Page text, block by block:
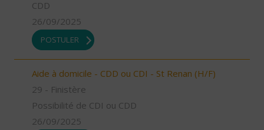
CDD
26/09/2025
POSTULER
Aide à domicile - CDD ou CDI - St Renan (H/F)
29 - Finistère
Possibilité de CDI ou CDD
26/09/2025